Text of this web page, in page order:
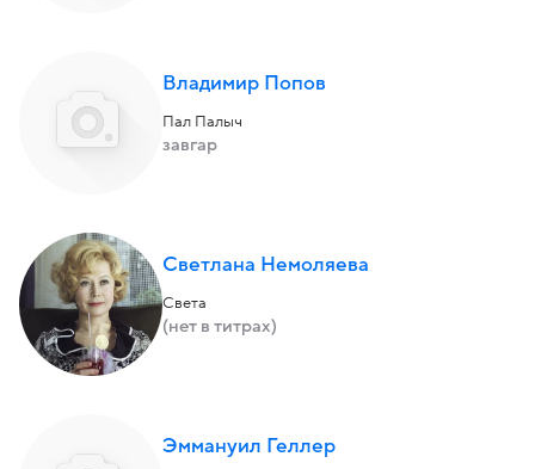
Владимир Попов
Пал Палыч
завгар
Светлана Немоляева
Света
(нет в титрах)
Эммануил Геллер